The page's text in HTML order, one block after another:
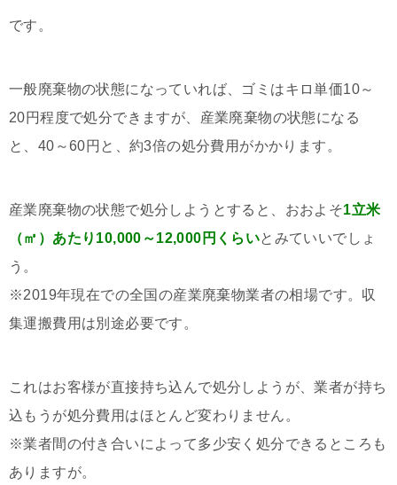
です。
一般廃棄物の状態になっていれば、ゴミはキロ単価10～
20円程度で処分できますが、産業廃棄物の状態になる
と、40～60円と、約3倍の処分費用がかかります。
産業廃棄物の状態で処分しようとすると、おおよそ1立米
（㎥）あたり10,000～12,000円くらいとみていいでしょ
う。
※2019年現在での全国の産業廃棄物業者の相場です。収
集運搬費用は別途必要です。
これはお客様が直接持ち込んで処分しようが、業者が持ち
込もうが処分費用はほとんど変わりません。
※業者間の付き合いによって多少安く処分できるところも
ありますが。